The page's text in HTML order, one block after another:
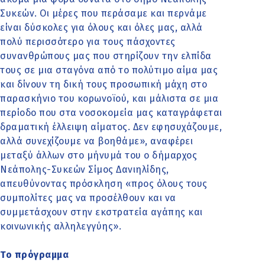
Συκεών. Οι μέρες που περάσαμε και περνάμε
είναι δύσκολες για όλους και όλες μας, αλλά
πολύ περισσότερο για τους πάσχοντες
συνανθρώπους μας που στηρίζουν την ελπίδα
τους σε μια σταγόνα από το πολύτιμο αίμα μας
και δίνουν τη δική τους προσωπική μάχη στο
παρασκήνιο του κορωνοϊού, και μάλιστα σε μια
περίοδο που στα νοσοκομεία μας καταγράφεται
δραματική έλλειψη αίματος. Δεν εφησυχάζουμε,
αλλά συνεχίζουμε να βοηθάμε», αναφέρει
μεταξύ άλλων στο μήνυμά του ο δήμαρχος
Νεάπολης-Συκεών Σίμος Δανιηλίδης,
απευθύνοντας πρόσκληση «προς όλους τους
συμπολίτες μας να προσέλθουν και να
συμμετάσχουν στην εκστρατεία αγάπης και
κοινωνικής αλληλεγγύης».
Το πρόγραμμα